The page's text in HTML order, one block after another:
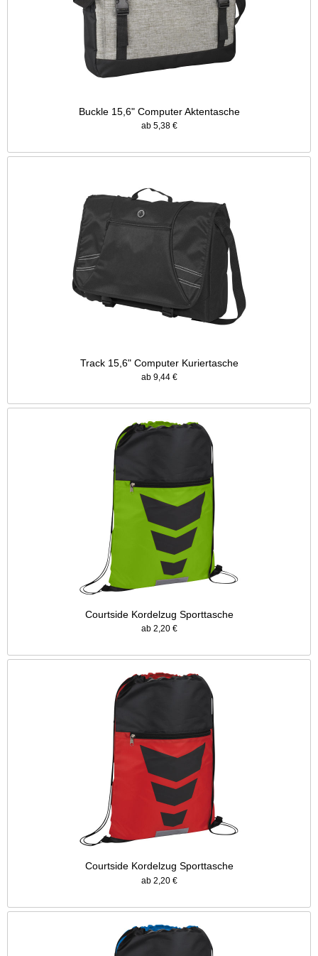
Buckle 15,6" Computer Aktentasche
ab 5,38 €
Track 15,6" Computer Kuriertasche
ab 9,44 €
Courtside Kordelzug Sporttasche
ab 2,20 €
Courtside Kordelzug Sporttasche
ab 2,20 €